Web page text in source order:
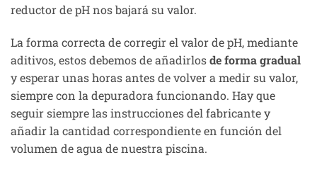
reductor de pH nos bajará su valor.
La forma correcta de corregir el valor de pH, mediante
aditivos, estos debemos de añadirlosde forma gradual
y esperar unas horas antes de volver a medir su valor,
siempre con la depuradora funcionando. Hay que
seguir siempre las instrucciones del fabricante y
añadir la cantidad correspondiente en función del
volumen de agua de nuestra piscina.